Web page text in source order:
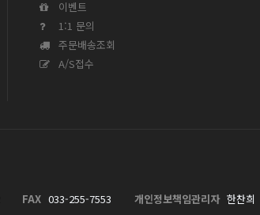
이벤트
1:1 문의
주문배송조회
A/S접수
FAX 033-255-7553 개인정보책임관리자 한찬희